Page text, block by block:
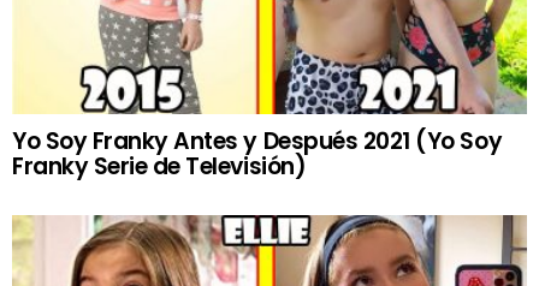
Yo Soy Franky Antes y Después 2021 (Yo Soy
Franky Serie de Televisión)